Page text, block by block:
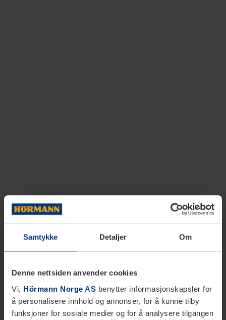
Samtykke Detaljer Om
Denne nettsiden anvender cookies
Vi, Hörmann Norge AS benytter informasjonskapsler for
å personalisere innhold og annonser, for å kunne tilby
funksjoner for sosiale medier og for å analysere tilgangen